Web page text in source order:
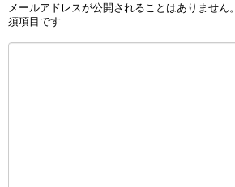
メールアドレスが公開されることはありません。
須項目です